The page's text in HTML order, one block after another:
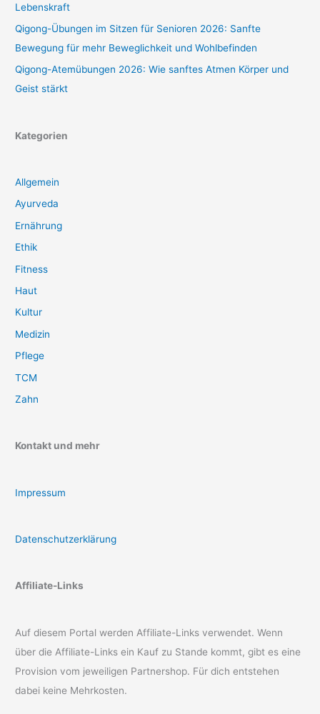
Lebenskraft
Qigong-Übungen im Sitzen für Senioren 2026: Sanfte
Bewegung für mehr Beweglichkeit und Wohlbefinden
Qigong-Atemübungen 2026: Wie sanftes Atmen Körper und
Geist stärkt
Kategorien
Allgemein
Ayurveda
Ernährung
Ethik
Fitness
Haut
Kultur
Medizin
Pflege
TCM
Zahn
Kontakt und mehr
Impressum
Datenschutzerklärung
Affiliate-Links
Auf diesem Portal werden Affiliate-Links verwendet. Wenn
über die Affiliate-Links ein Kauf zu Stande kommt, gibt es eine
Provision vom jeweiligen Partnershop. Für dich entstehen
dabei keine Mehrkosten.